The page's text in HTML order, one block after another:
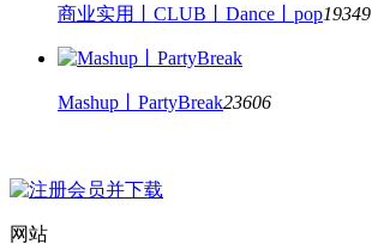
商业实用丨CLUB丨Dance丨pop19349
Mashup丨PartyBreak23606
网站